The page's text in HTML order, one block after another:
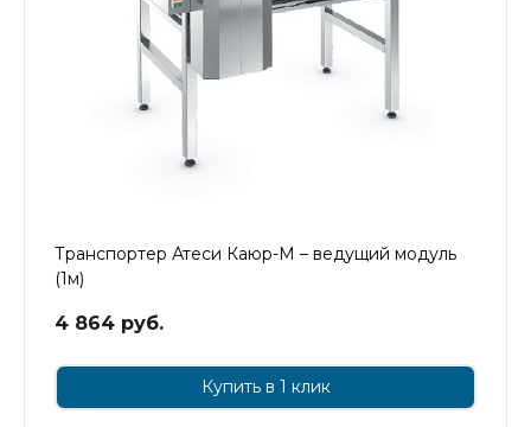
Транспортер Атеси Каюр-М – ведущий модуль
(1м)
4 864 руб.
Купить в 1 клик